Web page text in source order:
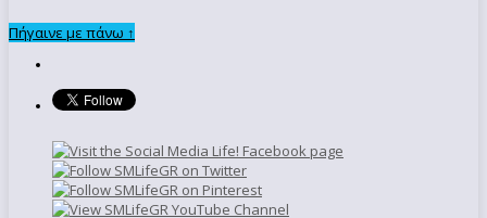
Πήγαινε με πάνω ↑